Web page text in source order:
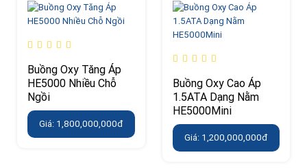
Buồng Oxy Tăng Áp
HE5000 Nhiều Chỗ
Ngồi
Giá: 1,800,000,000đ
Buồng Oxy Cao Áp
1.5ATA Dạng Nằm
HE5000Mini
Giá: 1,200,000,000đ